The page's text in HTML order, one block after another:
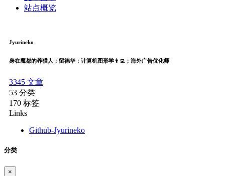
站点概览
Jyurineko
身在魔都的养猫人；留德华；计算机图形学👨‍💻；海外广告优化师
3345 文章
53 分类
170 标签
Links
Github-Jyurineko
分类
×